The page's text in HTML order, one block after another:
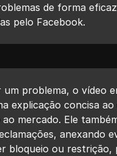
de forma
pelo Facebook.
problema, o vídeo
explicação concisa ao
mercado. Ele
anexando
bloqueio ou restrição,